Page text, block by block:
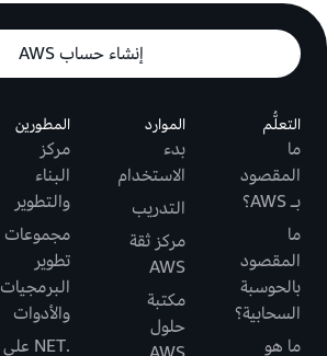
إنشاء حساب AWS
التعلُّم
ما
المقصود
بـ AWS؟
ما
المقصود
بالحوسبة
السحابية؟
ما هو
الموارد
بدء
الاستخدام
التدريب
مركز ثقة
AWS
مكتبة
حلول
المطورين
مركز
البناء
والتطوير
مجموعات
تطوير
البرمجيات
والأدوات
.NET على